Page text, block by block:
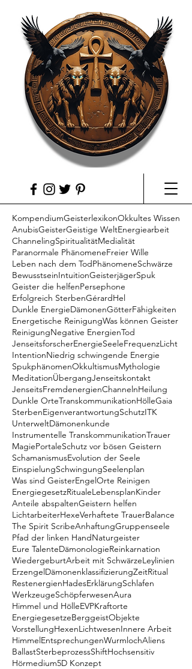
KompendiumGeisterlexikonOkkultes Wissen
AnubisGeisterGeistige WeltEnergiearbeit
ChannelingSpiritualitätMedialität
Paranormale PhänomeneFreier Wille
Leben nach dem TodPhänomeneSchwärze
BewusstseinIntuitionGeisterjägerSpuk
Geister die helfenPersephone
Erfolgreich SterbenGérardHel
Dunkle EnergieDämonenGötterFähigkeiten
Energetische ReinigungWas können Geister
ReinigungNegative EnergienTod
JenseitsforscherEnergieSeeleFrequenzLicht
IntentionNiedrig schwingende Energie
SpukphänomenOkkultismusMythologie
MeditationÜbergangJenseitskontakt
JenseitsFremdenergienChannelnHeilung
Dunkle OrteTranskommunikationHölleGaia
SterbenEigenverantwortungSchutzITK
UnterweltDämonenkunde
Instrumentelle TranskommunikationTrauer
MagiePortaleSchutz vor bösen Geistern
SchamanismusEvolution der Seele
EinspielungSchwingungSeelenplan
Was sind GeisterEngelOrte Reinigen
EnergiegesetzRitualeLebensplanKinder
Anteile abspaltenGeistern helfen
LichtarbeiterHexeVerhaftete TrauerBalance
The Spirit ScribeAnhaftungGruppenseele
Pfad der linken HandNaturgeister
Eure TalenteDämonologieReinkarnation
WiedergeburtArbeit mit SchwärzeLeylinien
ErzengelDämonenklassifizierungZeitRitual
RestenergienHadesErklärungSchlafen
WerkzeugeSchöpferwesenAura
Himmel und HölleEVPKraftorte
EnergiegesetzeBerggeistObjekte
VorstellungHexenLichtwesenInnere Arbeit
HimmelEntsprechungenWurmlochAliens
BallastSterbeprozessShiftHochsensitiv
Hörmedium5D Konzept